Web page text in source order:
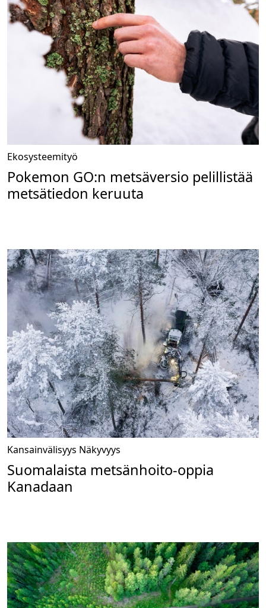
Ekosysteemityö
Pokemon GO:n metsäversio pelillistää
metsätiedon keruuta
Kansainvälisyys Näkyvyys
Suomalaista metsänhoito-oppia
Kanadaan